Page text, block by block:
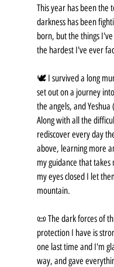
This year has been the
darkness has been
born, but the things
the hardest I've ever
🕊 I survived a long
set out on a journey
the angels, and Yeshua
Along with all the
rediscover every day
above, learning more
my guidance that
my eyes closed I let
mountain.
📜 The dark forces of
protection I have is
one last time and I'm
way, and gave